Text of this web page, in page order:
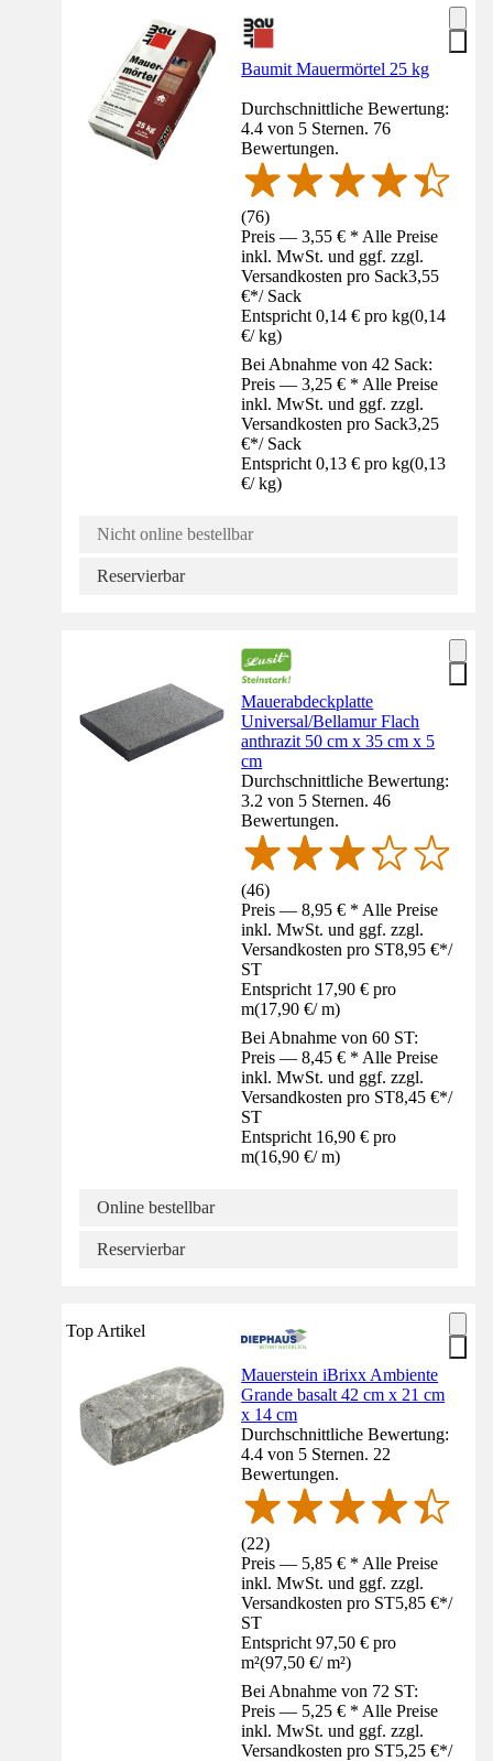
Baumit Mauermörtel 25 kg
Durchschnittliche Bewertung:
4.4 von 5 Sternen. 76
Bewertungen.
(76)
Preis — 3,55 € * Alle Preise
inkl. MwSt. und ggf. zzgl.
Versandkosten pro Sack3,55
€*/ Sack
Entspricht 0,14 € pro kg(0,14
€/ kg)
Bei Abnahme von 42 Sack:
Preis — 3,25 € * Alle Preise
inkl. MwSt. und ggf. zzgl.
Versandkosten pro Sack3,25
€*/ Sack
Entspricht 0,13 € pro kg(0,13
€/ kg)
Nicht online bestellbar
Reservierbar
Mauerabdeckplatte
Universal/Bellamur Flach
anthrazit 50 cm x 35 cm x 5
cm
Durchschnittliche Bewertung:
3.2 von 5 Sternen. 46
Bewertungen.
(46)
Preis — 8,95 € * Alle Preise
inkl. MwSt. und ggf. zzgl.
Versandkosten pro ST8,95 €*/
ST
Entspricht 17,90 € pro
m(17,90 €/ m)
Bei Abnahme von 60 ST:
Preis — 8,45 € * Alle Preise
inkl. MwSt. und ggf. zzgl.
Versandkosten pro ST8,45 €*/
ST
Entspricht 16,90 € pro
m(16,90 €/ m)
Online bestellbar
Reservierbar
Top Artikel
Mauerstein iBrixx Ambiente
Grande basalt 42 cm x 21 cm
x 14 cm
Durchschnittliche Bewertung:
4.4 von 5 Sternen. 22
Bewertungen.
(22)
Preis — 5,85 € * Alle Preise
inkl. MwSt. und ggf. zzgl.
Versandkosten pro ST5,85 €*/
ST
Entspricht 97,50 € pro
m²(97,50 €/ m²)
Bei Abnahme von 72 ST:
Preis — 5,25 € * Alle Preise
inkl. MwSt. und ggf. zzgl.
Versandkosten pro ST5,25 €*/